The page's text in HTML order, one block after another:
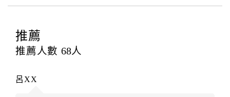
三、退房手續(Check out)
者與飯店之其他交易﹝如續住、加床、餐費、小費、電
話費...等﹞所發生之費用，必須與飯店現場結清。
訂房者應於
推薦
推薦人數 68人
呂XX